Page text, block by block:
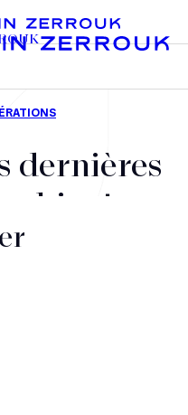
stratégiques
dernières
et nos
après